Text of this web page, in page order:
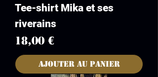
Tee-shirt Mika et ses
riverains
Prix
18,00 €
Ajouter au panier